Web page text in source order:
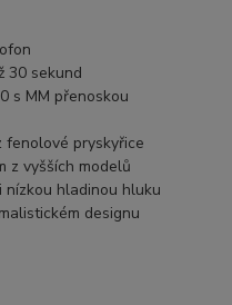
30 sekund
s MM přenoskou
fenolové pryskyřice
z vyšších modelů
nízkou hladinou hluku
designu